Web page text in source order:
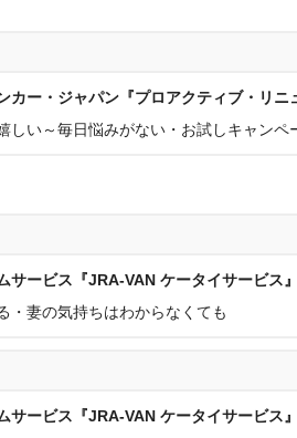
カー・ジャパン『プロアクティブ・リニ
しい～毎日悩みがない・お試しキャンペ
サービス『JRA-VAN ケータイサービス』
・妻の気持ちはわからなくても
サービス『JRA-VAN ケータイサービス』